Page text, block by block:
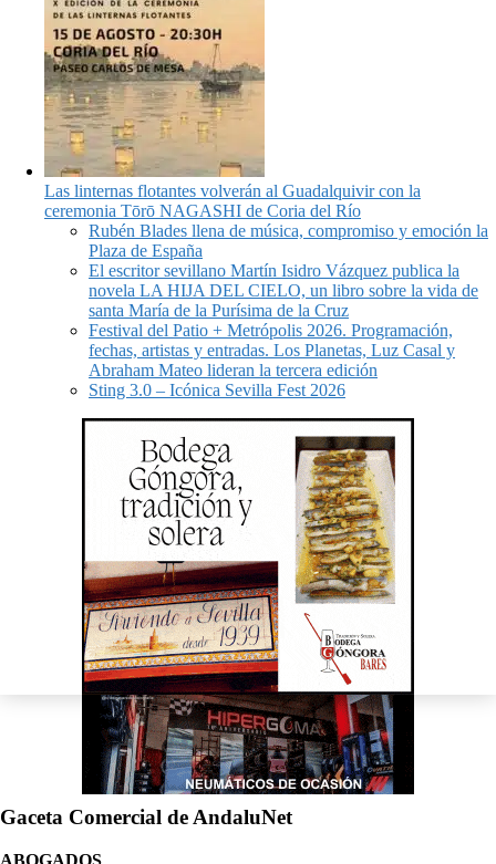
Las linternas flotantes volverán al Guadalquivir con la
ceremonia Tōrō NAGASHI de Coria del Río
Rubén Blades llena de música, compromiso y emoción la
Plaza de España
El escritor sevillano Martín Isidro Vázquez publica la
novela LA HIJA DEL CIELO, un libro sobre la vida de
santa María de la Purísima de la Cruz
Festival del Patio + Metrópolis 2026. Programación,
fechas, artistas y entradas. Los Planetas, Luz Casal y
Abraham Mateo lideran la tercera edición
Sting 3.0 – Icónica Sevilla Fest 2026
Gaceta Comercial de AndaluNet
ABOGADOS